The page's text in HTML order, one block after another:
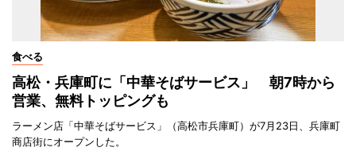
食べる
高松・兵庫町に「中華そばサービス」 朝7時から
営業、無料トッピングも
ラーメン店「中華そばサービス」（高松市兵庫町）が7月23日、兵庫町
商店街にオープンした。